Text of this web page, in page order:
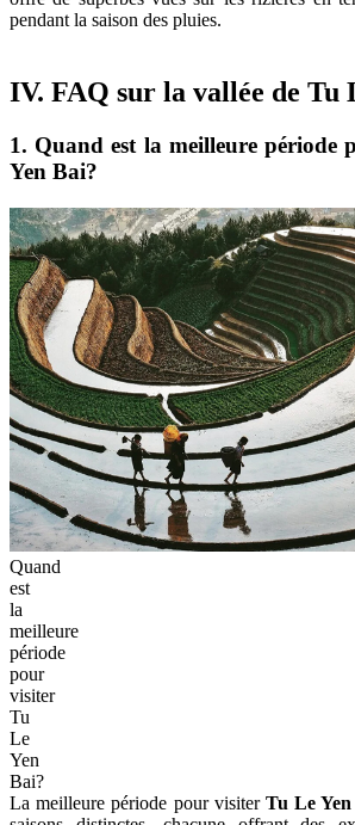
pendant la saison des pluies.
IV. FAQ sur la vallée de Tu
1. Quand est la meilleure période
Yen Bai?
Quand
est
la
meilleure
période
pour
visiter
Tu
Le
Yen
Bai?
La meilleure période pour visiter Tu Le